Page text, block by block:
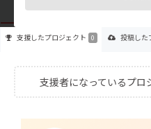
支援したプロジェクト 0 投稿した
支援者になっているプロ